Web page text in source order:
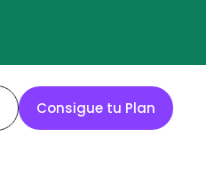
Consigue tu Plan